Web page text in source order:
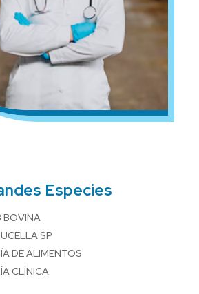
Especies
BOVINA
SP
DE ALIMENTOS
CLÍNICA